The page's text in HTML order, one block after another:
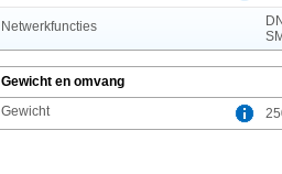
Netwerkfuncties
Gewicht en omvang
Gewicht